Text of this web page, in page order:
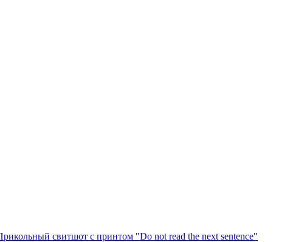
свитшот с принтом "Do not read the next sentence"